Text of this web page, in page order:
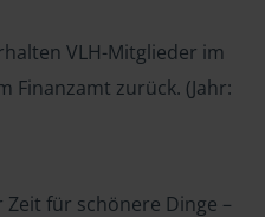
VLH-Mitglieder im
Finanzamt zurück. (Jahr:
Zeit für schönere Dinge –